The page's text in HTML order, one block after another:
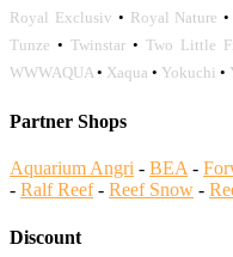
Royal Exclusiv • Royal Nature •
Tunze • Twinstar • Two Little
WWWAQUA • Xaqua • Yokuchi •
Partner Shops
Aquarium Angri - BEA -
- Ralf Reef- Reef Snow -
Discount